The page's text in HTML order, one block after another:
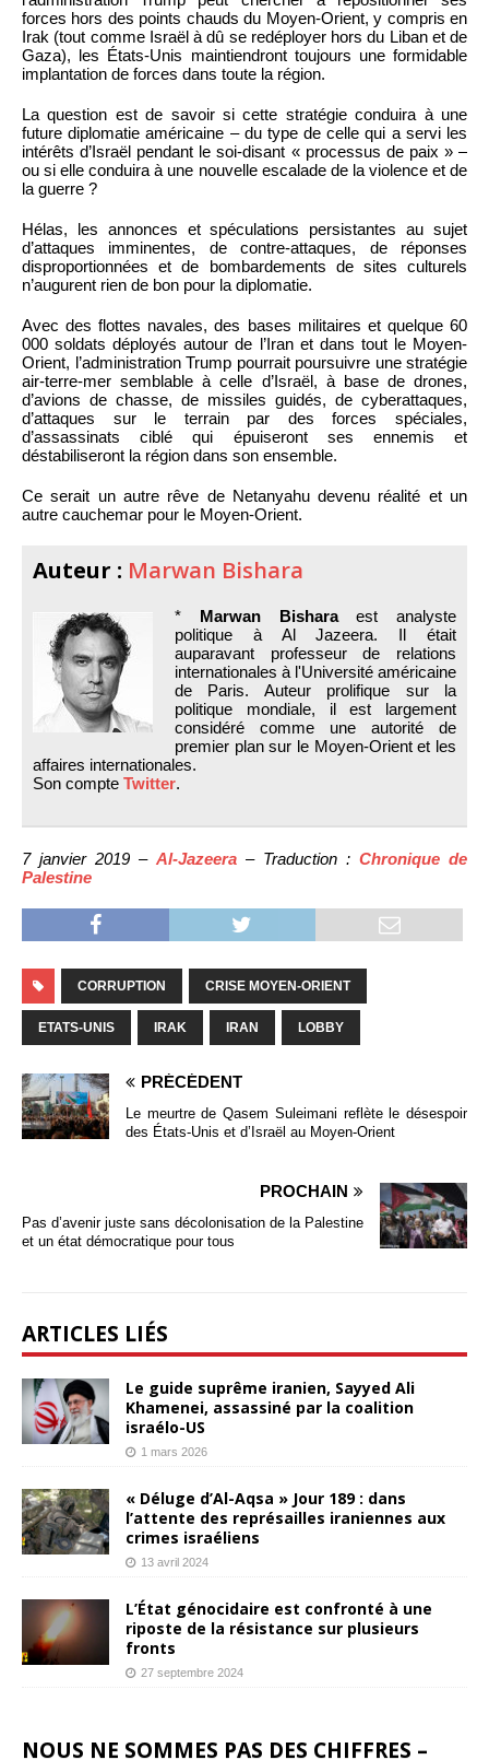
forces hors des points chauds du Moyen-Orient, y compris en
Irak (tout comme Israël à dû se redéployer hors du Liban et de
Gaza), les États-Unis maintiendront toujours une formidable
implantation de forces dans toute la région.
La question est de savoir si cette stratégie conduira à une
future diplomatie américaine – du type de celle qui a servi les
intérêts d’Israël pendant le soi-disant « processus de paix » –
ou si elle conduira à une nouvelle escalade de la violence et de
la guerre ?
Hélas, les annonces et spéculations persistantes au sujet
d’attaques imminentes, de contre-attaques, de réponses
disproportionnées et de bombardements de sites culturels
n’augurent rien de bon pour la diplomatie.
Avec des flottes navales, des bases militaires et quelque 60
000 soldats déployés autour de l’Iran et dans tout le Moyen-
Orient, l’administration Trump pourrait poursuivre une stratégie
air-terre-mer semblable à celle d’Israël, à base de drones,
d’avions de chasse, de missiles guidés, de cyberattaques,
d’attaques sur le terrain par des forces spéciales,
d’assassinats ciblé qui épuiseront ses ennemis et
déstabiliseront la région dans son ensemble.
Ce serait un autre rêve de Netanyahu devenu réalité et un
autre cauchemar pour le Moyen-Orient.
Auteur : Marwan Bishara
* Marwan Bisharaest analyste
politique à Al Jazeera. Il était
auparavant professeur de relations
internationales à l'Université américaine
de Paris. Auteur prolifique sur la
politique mondiale, il est largement
considéré comme une autorité de
premier plan sur le Moyen-Orient et les
affaires internationales.
Son compte Twitter.
7 janvier 2019 – Al-Jazeera – Traduction : Chronique de
Palestine
CORRUPTION CRISE MOYEN-ORIENT
ETATS-UNIS IRAK IRAN LOBBY
PRÉCÉDENT
Le meurtre de Qasem Suleimani reflète le désespoir
des États-Unis et d’Israël au Moyen-Orient
PROCHAIN
Pas d’avenir juste sans décolonisation de la Palestine
et un état démocratique pour tous
ARTICLES LIÉS
Le guide suprême iranien, Sayyed Ali
Khamenei, assassiné par la coalition
israélo-US
1 mars 2026
« Déluge d’Al-Aqsa » Jour 189 : dans
l’attente des représailles iraniennes aux
crimes israéliens
13 avril 2024
L’État génocidaire est confronté à une
riposte de la résistance sur plusieurs
fronts
27 septembre 2024
NOUS NE SOMMES PAS DES CHIFFRES –